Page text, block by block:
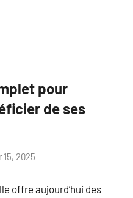
pour
de ses
15, 2025
offre aujourd’hui des